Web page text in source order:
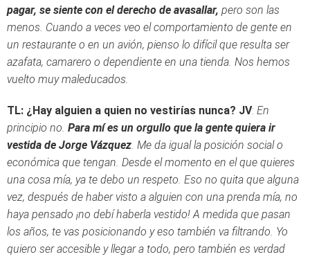
pagar, se siente con el derecho de avasallar, pero son las
menos. Cuando a veces veo el comportamiento de gente en
un restaurante o en un avión, pienso lo difícil que resulta ser
azafata, camarero o dependiente en una tienda. Nos hemos
vuelto muy maleducados.
TL: ¿Hay alguien a quien no vestirías nunca? JV: En
principio no. Para mí es un orgullo que la gente quiera ir
vestida de Jorge Vázquez. Me da igual la posición social o
económica que tengan. Desde el momento en el que quieres
una cosa mía, ya te debo un respeto. Eso no quita que alguna
vez, después de haber visto a alguien con una prenda mía, no
haya pensado ¡no debí haberla vestido! A medida que pasan
los años, te vas posicionando y eso también va filtrando. Yo
quiero ser accesible y llegar a todo, pero también es verdad